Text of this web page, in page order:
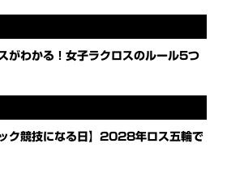
がわかる！女子ラクロスのルール5つ
ック競技になる日】2028年ロス五輪で